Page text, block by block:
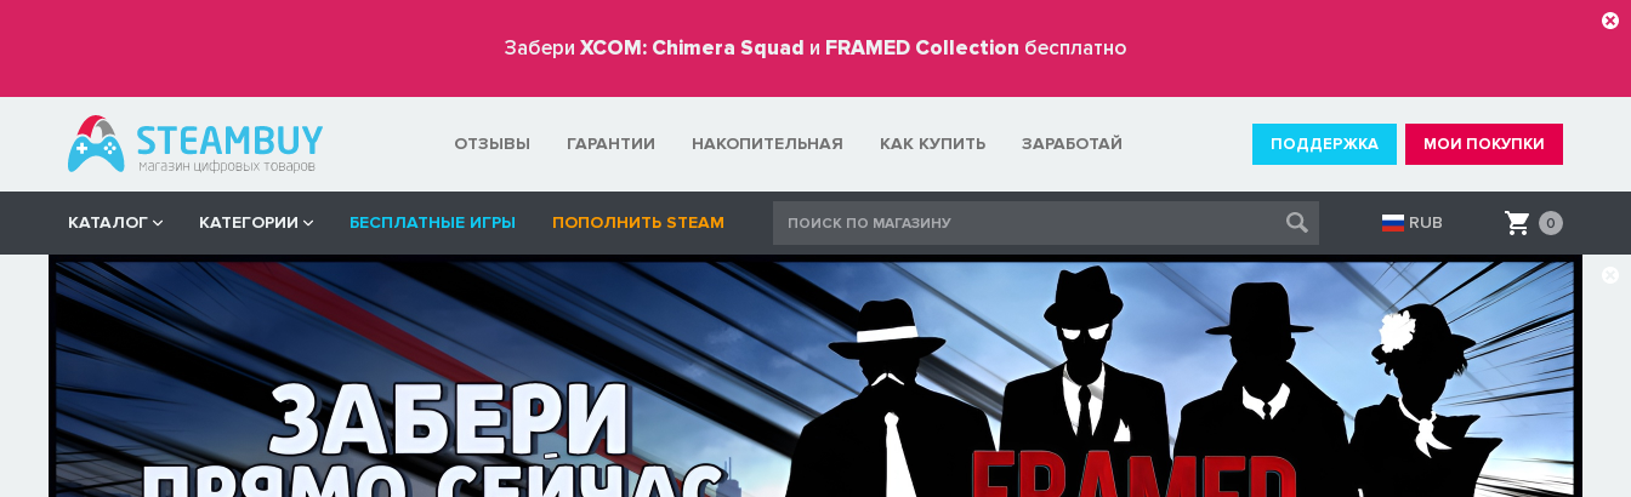
Забери XCOM: Chimera Squad и FRAMED Collection бесплатно
ОТЗЫВЫ ГАРАНТИИ НАКОПИТЕЛЬНАЯ КАК КУПИТЬ ЗАРАБОТАЙ ПОДДЕРЖКА МОИ ПОКУПКИ
КАТАЛОГ КАТЕГОРИИ БЕСПЛАТНЫЕ ИГРЫ ПОПОЛНИТЬ STEAM RUB 0